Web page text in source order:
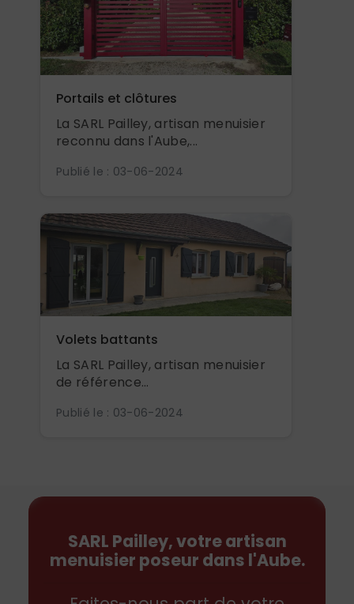
Portails et clôtures
La SARL Pailley, artisan menuisier
reconnu dans l'Aube,...
Publié le : 03-06-2024
Volets battants
La SARL Pailley, artisan menuisier
de référence...
Publié le : 03-06-2024
SARL Pailley, votre artisan
menuisier poseur dans l'Aube.